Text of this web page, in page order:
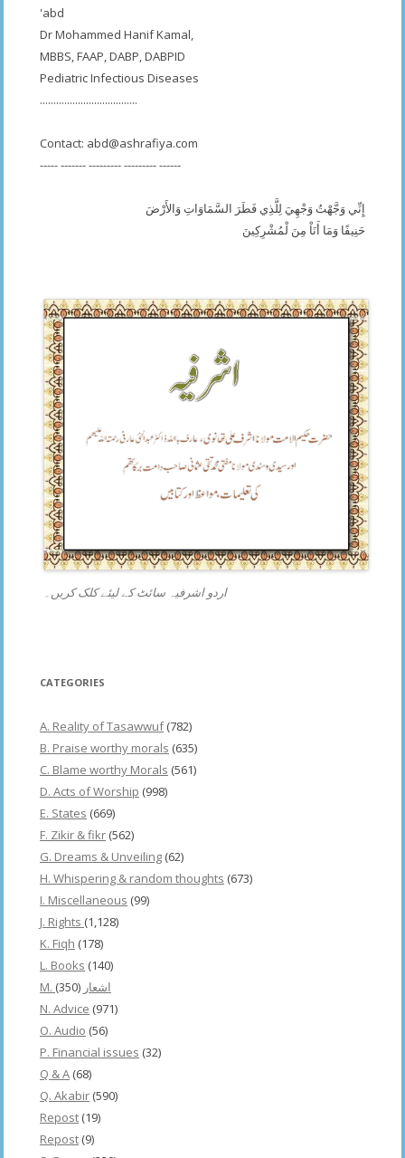
'abd
Dr Mohammed Hanif Kamal,
MBBS, FAAP, DABP, DABPID
Pediatric Infectious Diseases
....................................
Contact: abd@ashrafiya.com
----- ------- --------- --------- ------
إِنِّي وَجَّهْتُ وَجْهِيَ لِلَّذِي فَطَرَ السَّمَاوَاتِ وَالأَرْضَ
حَنِيفًا وَمَا أَنَاْ مِنَ لْمُشْرِكِينَ
اردو اشرفیہ سائٹ کے لیئے کلک کریں۔
CATEGORIES
A. Reality of Tasawwuf(782)
B. Praise worthy morals (635)
C. Blame worthy Morals (561)
D. Acts of Worship (998)
E. States (669)
F. Zikir & fikr (562)
G. Dreams & Unveiling (62)
H. Whispering & random thoughts (673)
I. Miscellaneous (99)
J. Rights (1,128)
K. Fiqh (178)
L. Books (140)
M. اشعار (350)
N. Advice (971)
O. Audio (56)
P. Financial issues (32)
Q & A (68)
Q. Akabir (590)
Repost (19)
Repost (9)